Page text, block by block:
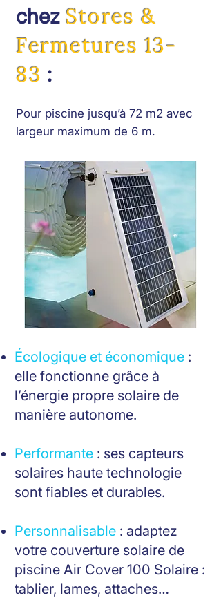
chez Stores &
Fermetures 13-
83 :
Pour piscine jusqu’à 72 m2 avec
largeur maximum de 6 m.
Écologique et économique :
elle fonctionne grâce à
l’énergie propre solaire de
manière autonome.
Performante : ses capteurs
solaires haute technologie
sont fiables et durables.
Personnalisable : adaptez
votre couverture solaire de
piscine Air Cover 100 Solaire :
tablier, lames, attaches…